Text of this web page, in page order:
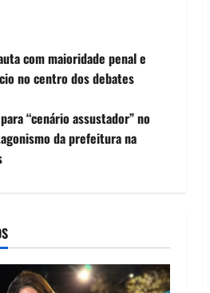
com maioridade penal e
no centro dos debates
“cenário assustador” no
da prefeitura na